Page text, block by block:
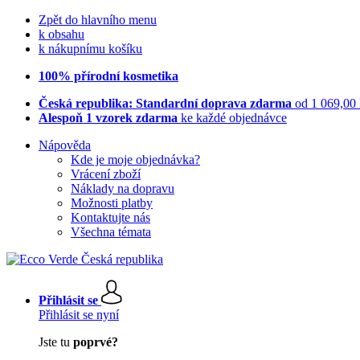
Zpět do hlavního menu
k obsahu
k nákupnímu košíku
100% přírodní kosmetika
Česká republika: Standardní doprava zdarma od 1 069,00
Alespoň 1 vzorek zdarma ke každé objednávce
Nápověda
Kde je moje objednávka?
Vrácení zboží
Náklady na dopravu
Možnosti platby
Kontaktujte nás
Všechna témata
Přihlásit se
Přihlásit se nyní
Jste tu poprvé?